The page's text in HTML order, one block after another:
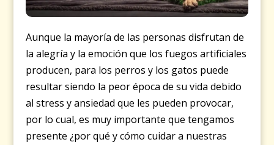
Aunque la mayoría de las personas disfrutan de
la alegría y la emoción que los fuegos artificiales
producen, para los perros y los gatos puede
resultar siendo la peor época de su vida debido
al stress y ansiedad que les pueden provocar,
por lo cual, es muy importante que tengamos
presente¿por qué y cómo cuidar a nuestras